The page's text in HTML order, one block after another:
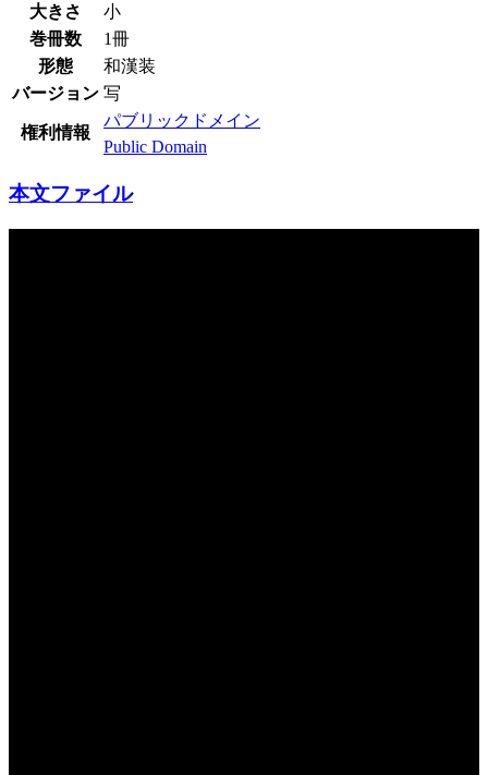
大きさ
小
巻冊数
1冊
形態
和漢装
バージョン 写
権利情報
パブリックドメイン
Public Domain
本文ファイル